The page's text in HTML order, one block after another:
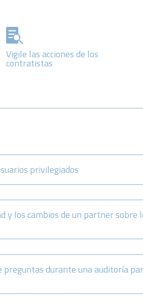

Vigile las acciones de los
contratistas
privilegiados
y los cambios de un partner sobre
preguntas durante una auditoría